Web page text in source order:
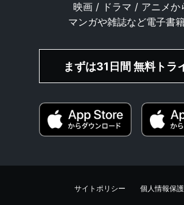
映画 / ドラマ / アニメか
マンガや雑誌など電子書
まずは31日間 無料トラ
サイトポリシー 個人情報保